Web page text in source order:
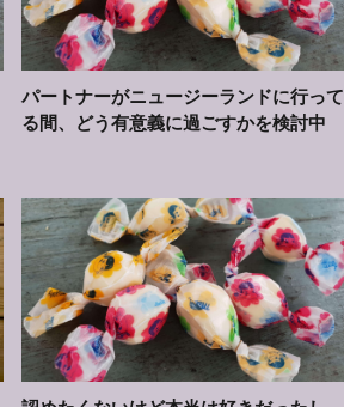
パートナーがニュージーランドに行って
る間、どう有意義に過ごすかを検討中